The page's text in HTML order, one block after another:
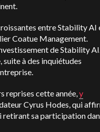
entre Stability AI
Coatue Management.
de Stability
suite à des inquiétudes
reprises cette année,y
Cyrus Hodes, qui
retirant sa participation